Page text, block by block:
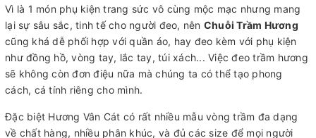
Vì là 1 món phụ kiện trang sức vô cùng mộc mạc nhưng mang
lại sự sâu sắc, tinh tế cho người đeo, nên Chuỗi Trầm Hương
cũng khá dễ phối hợp với quần áo, hay đeo kèm với phụ kiện
như đồng hồ, vòng tay, lắc tay, túi xách... Việc đeo trầm hương
sẽ không còn đơn điệu nữa mà chúng ta có thể tạo phong
cách, cá tính riêng cho mình.
Đặc biệt Hương Vân Cát có rất nhiều mẫu vòng trầm đa dạng
về chất hàng, nhiều phân khúc, và đủ các size để mọi người